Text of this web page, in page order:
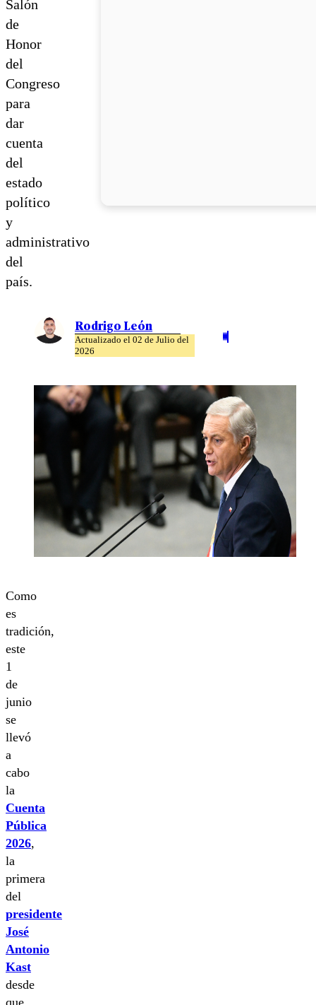
Salón
de
Honor
del
Congreso
para
dar
cuenta
del
estado
político
y
administrativo
del
país.
Rodrigo León
Actualizado el 02 de Julio del
2026
Como
es
tradición,
este
1
de
junio
se
llevó
a
cabo
la
Cuenta
Pública
2026,
la
primera
del
presidente
José
Antonio
Kast
desde
que